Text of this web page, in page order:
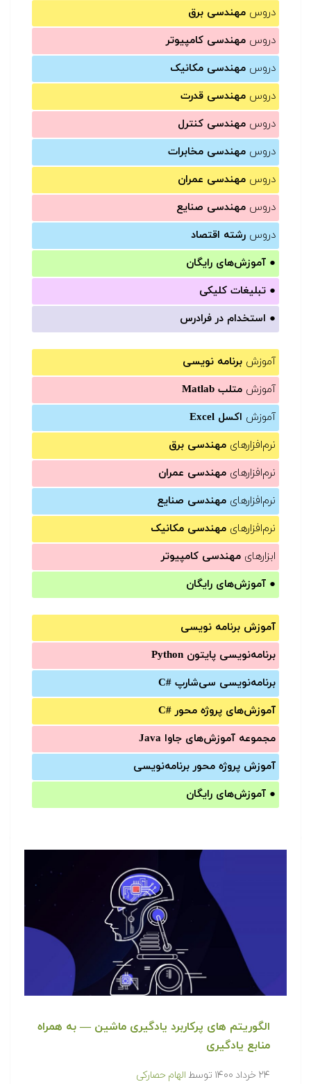
دروس مهندسی برق
دروس مهندسی کامپیوتر
دروس مهندسی مکانیک
دروس مهندسی قدرت
دروس مهندسی کنترل
دروس مهندسی مخابرات
دروس مهندسی عمران
دروس مهندسی صنایع
دروس رشته اقتصاد
● آموزش‌های رایگان
● تبلیغات کلیکی
● استخدام در فرادرس
آموزش برنامه نویسی
آموزش متلب Matlab
آموزش اکسل Excel
نرم‌افزارهای مهندسی برق
نرم‌افزارهای مهندسی عمران
نرم‌افزارهای مهندسی صنایع
نرم‌افزارهای مهندسی مکانیک
ابزارهای مهندسی کامپیوتر
● آموزش‌های رایگان
آموزش برنامه نویسی
برنامه‌نویسی پایتون Python
برنامه‌‌نویسی سی‌شارپ C#‎
آموزش‌های پروژه محور #C
مجموعه آموزش‌های جاوا Java
آموزش‌ پروژه محور برنامه‌نویسی
● آموزش‌های رایگان
الگوریتم های پرکاربرد یادگیری ماشین — به همراه
منابع یادگیری
۲۴ خرداد ۱۴۰۰ توسط الهام حصارکی